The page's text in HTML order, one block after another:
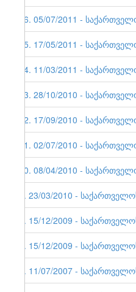
16. 05/07/2011 -
15. 17/05/2011 -
14. 11/03/2011 -
13. 28/10/2010 -
12. 17/09/2010 -
11. 02/07/2010 -
10. 08/04/2010 -
9. 23/03/2010 -
8. 15/12/2009 -
7. 15/12/2009 -
6. 11/07/2007 -